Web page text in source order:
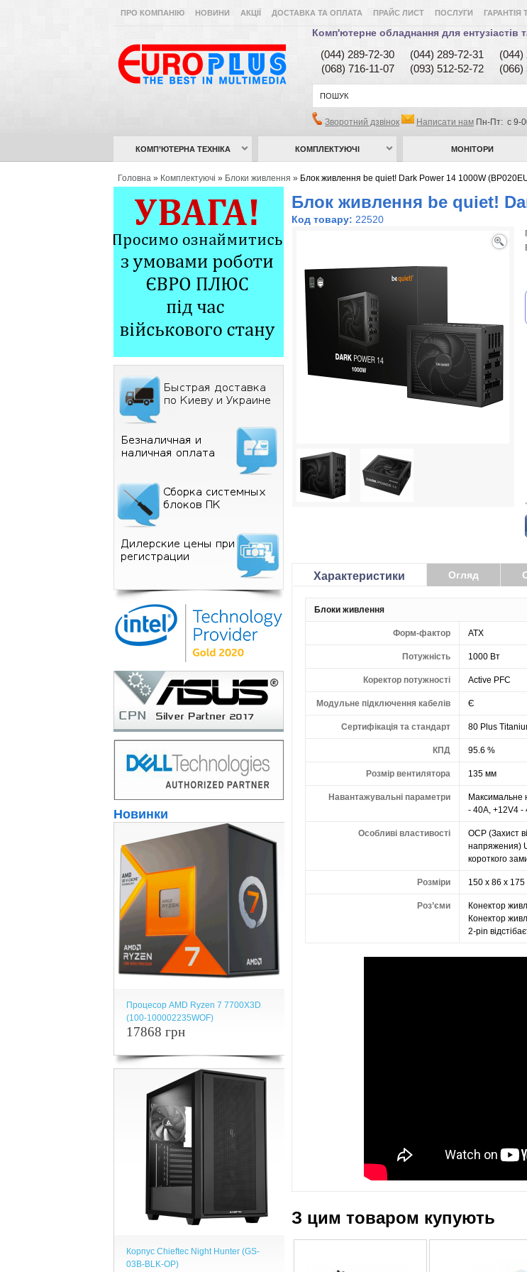
ПРО КОМПАНІЮ НОВИНИ АКЦІЇ ДОСТАВКА ТА ОПЛАТА ПРАЙС ЛИСТ ПОСЛУГИ ГАРАНТІЯ
Комп'ютерне обладнання для ентузіастів
(044) 289-72-30 (044) 289-72-31
(044)
(068) 716-11-07
(093) 512-52-72
(066)
Зворотний дзвінок Написати нам Пн-Пт: с 9-
КОМП’ЮТЕРНА ТЕХНІКА КОМПЛЕКТУЮЧІ МОНІТОРИ
Новинки
Процесор AMD Ryzen 7 7700X3D
(100-100002235WOF)
17868 грн
Корпус Chieftec Night Hunter (GS-
03B-BLK-OP)
Головна » Комплектуючі » Блоки живлення » Блок живлення be quiet! Dark Power 14 1000W
Блок живлення be quiet!
Код товару: 22520
Характеристики Огляд
Блоки живлення
Форм-фактор ATX
Потужність 1000 Вт
Коректор потужності Active PFC
Модульне підключення кабелів Є
Сертифікація та стандарт 80 Plus
КПД 95.6 %
Розмір вентилятора 135 мм
Навантажувальні параметри
Максимальне
- 40A, +12V4 -
Особливі властивості
OCP (Захист
напряжения)
короткого
Розміри 150 x 86 x
Роз’єми
Конектор
Конектор
2-pin
З цим товаром купують